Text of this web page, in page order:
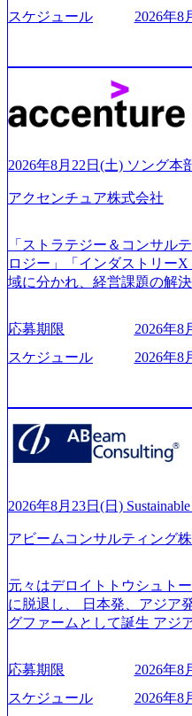
本経営をとっており、事業創
s/20240925162633_7242d0de-
0x644.webp レバレジーズ株
kerdeck.com/leverages/
cai-yong-xiang-ke) 「働く人
ー」など、レバレジーズの
「外国人留学生等受入環境
s://prtimes.jp/main/html/rd/p/
ジーズ、モチベーション管
m/@leveragesCh) レバレジ
管理職種編 〜 (https://
UI) レバレジーズで活躍す
来黒字を維持し、急成長中
円を目指す日本にもなかな
ら黒字経営。年間130%成長
527843-d227-4df8-b86c-
age.googleapis.com/our-vision-
es/
200x666.webp 年間100億円
能 社内転職が活発であり、
ことが可能 事業開発・運用
ス」型の組織体。社内スカ
165942_70f09968-1b27-43e6-
p ## 働き方／WLB／待遇
スがあり、 働き甲斐のある
ため事業創造の自由度が高
的な成長を若手に任せられ
ョンメリットを重視するた
スケジュール
2026年8
2026年8月22日(土) ソング本
アクセンチュア株式会社
「ストラテジー＆コンサル
ロジー」「インダストリー
域に分かれ、経営課題の解
グ領域からその実行的側面
貫して支援する総合系・IT
において非常に良質な顧客基
手掛けたプロジェクトは「
るグローバル化」「資生堂
ィアン・ウエストウッドの
ンサルティング活動のみな
社「ARISE analytics」を設
ジタル人材育成の支援も盛ん
2/Accenture-Recruiting-
rs/corporate/document/women-
のキャリアブログ (https://
careers-blog) 江川社長が語る
kkei.com/atcl/gen/19/00604/
6218) 大手広告代理店出身者
材が集結するワケ (https://
ジニアからコンサルタント
応募期限
2026年8
スケジュール
2026年8
2026年8月23日(日)
アビームコンサルティング
元々はデロイトトウシュト
に脱退し、 日本発、アジア
グファームとして誕生 アジ
供している日系最大級の総
『Build Beyond As One ®.』
企業や組織の変革を通じて
応募期限
2026年8
スケジュール
2026年8